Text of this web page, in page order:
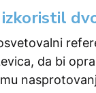
da bi